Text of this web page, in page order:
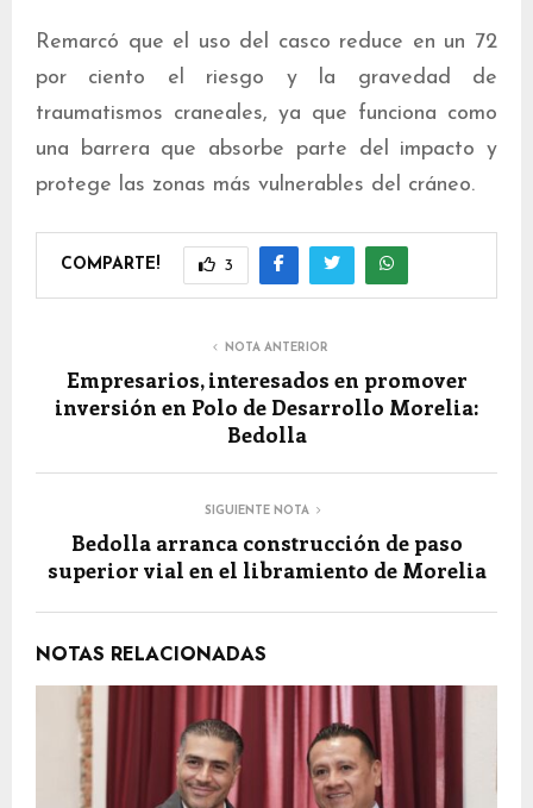
Remarcó que el uso del casco reduce en un 72
por ciento el riesgo y la gravedad de
traumatismos craneales, ya que funciona como
una barrera que absorbe parte del impacto y
protege las zonas más vulnerables del cráneo.
COMPARTE! 3
NOTA ANTERIOR
Empresarios, interesados en promover
inversión en Polo de Desarrollo Morelia:
Bedolla
SIGUIENTE NOTA
Bedolla arranca construcción de paso
superior vial en el libramiento de Morelia
NOTAS RELACIONADAS